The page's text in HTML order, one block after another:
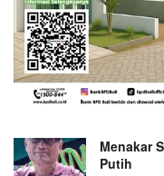
Menakar
Putih